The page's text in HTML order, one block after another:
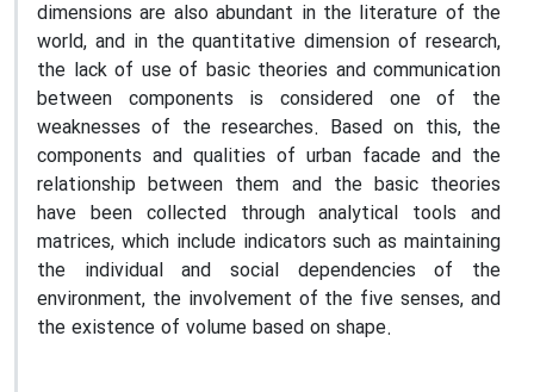
dimensions are also abundant in the literature of the
world, and in the quantitative dimension of research,
the lack of use of basic theories and communication
between components is considered one of the
weaknesses of the researches. Based on this, the
components and qualities of urban facade and the
relationship between them and the basic theories
have been collected through analytical tools and
matrices, which include indicators such as maintaining
the individual and social dependencies of the
environment, the involvement of the five senses, and
the existence of volume based on shape.